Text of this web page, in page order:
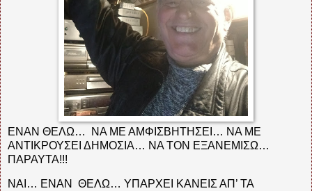
ΕΝΑΝ ΘΕΛΩ…
ΝΑ ΜΕ ΑΜΦΙΣΒΗΤΗΣΕΙ… ΝΑ ΜΕ
ΑΝΤΙΚΡΟΥΣΕΙ ΔΗΜΟΣΙΑ… ΝΑ ΤΟΝ ΕΞΑΝΕΜΙΣΩ…
ΠΑΡΑΥΤΑ!!!
ΝΑΙ… ΕΝΑΝ
ΘΕΛΩ… ΥΠΑΡΧΕΙ ΚΑΝΕΙΣ ΑΠ’ ΤΑ